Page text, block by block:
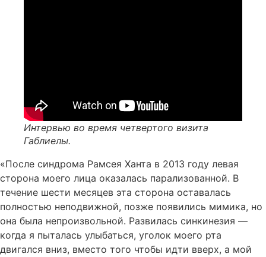
Интервью во время четвертого визита
Габлиелы.
«После синдрома Рамсея Ханта в 2013 году левая
сторона моего лица оказалась парализованной. В
течение шести месяцев эта сторона оставалась
полностью неподвижной, позже появились мимика, но
она была непроизвольной. Развилась синкинезия —
когда я пыталась улыбаться, уголок моего рта
двигался вниз, вместо того чтобы идти вверх, а мой